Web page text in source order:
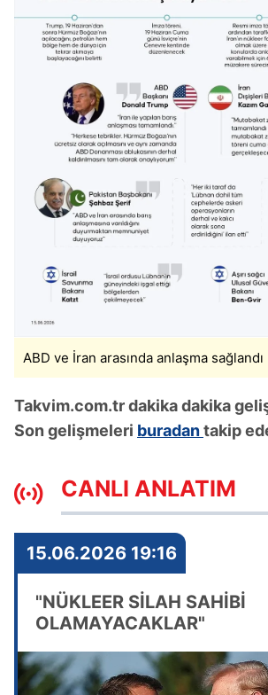
ABD ve İran arasında anlaşma sağlandı
Takvim.com.tr dakika dakika
Son gelişmeleri buradantakip
CANLI ANLATIM
15.06.2026 19:16
"NÜKLEER SİLAH SAHİBİ
OLAMAYACAKLAR"